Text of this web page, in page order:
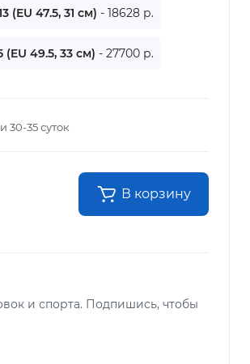
(EU 47.5, 31 см) - 18628 р.
(EU 49.5, 33 см) - 27700 р.
30-35 суток
В корзину
и спорта. Подпишись, чтобы